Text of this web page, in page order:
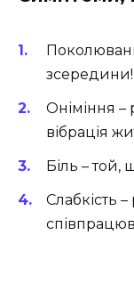
зсередини!
Оніміння –
вібрація
Біль – той,
Слабкість